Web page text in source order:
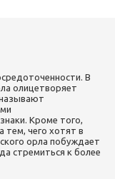
В
олицетворяет
Кроме того,
тем, чего хотят в
орла побуждает
стремиться к более